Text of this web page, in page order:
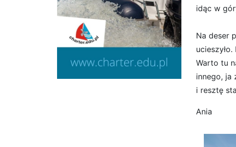
idąc w
Na deser
Warto tu
innego, ja
i resztę
Ania